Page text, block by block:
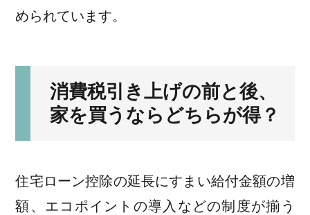
められています。
消費税引き上げの前と後、
家を買うならどちらが得？
住宅ローン控除の延長にすまい給付金額の増
額、エコポイントの導入などの制度が揃う